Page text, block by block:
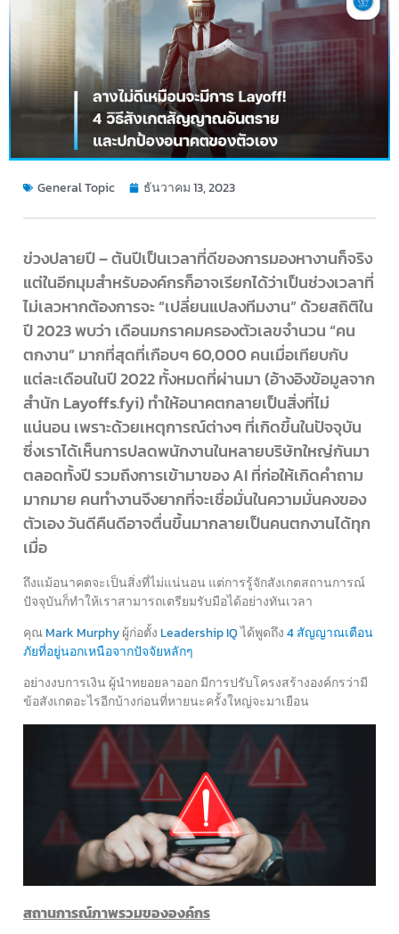
General Topic ธันวาคม 13, 2023
ข่วงปลายปี – ต้นปีเป็นเวลาที่ดีของการมองหางานก็จริง
แต่ในอีกมุมสำหรับองค์กรก็อาจเรียกได้ว่าเป็นช่วงเวลาที่
ไม่เลวหากต้องการจะ “เปลี่ยนแปลงทีมงาน” ด้วยสถิติใน
ปี 2023 พบว่า เดือนมกราคมครองตัวเลขจำนวน “คน
ตกงาน” มากที่สุดที่เกือบๆ 60,000 คนเมื่อเทียบกับ
แต่ละเดือนในปี 2022 ทั้งหมดที่ผ่านมา (อ้างอิงข้อมูลจาก
สำนัก Layoffs.fyi) ทำให้อนาคตกลายเป็นสิ่งที่ไม่
แน่นอน เพราะด้วยเหตุการณ์ต่างๆ ที่เกิดขึ้นในปัจจุบัน
ซึ่งเราได้เห็นการปลดพนักงานในหลายบริษัทใหญ่กันมา
ตลอดทั้งปี รวมถึงการเข้ามาของ AI ที่ก่อให้เกิดคำถาม
มากมาย คนทำงานจึงยากที่จะเชื่อมั่นในความมั่นคงของ
ตัวเอง วันดีคืนดีอาจตื่นขึ้นมากลายเป็นคนตกงานได้ทุก
เมื่อ
ถึงแม้อนาคตจะเป็นสิ่งที่ไม่แน่นอน แต่การรู้จักสังเกตสถานการณ์
ปัจจุบันก็ทำให้เราสามารถเตรียมรับมือได้อย่างทันเวลา
คุณMark Murphyผู้ก่อตั้งLeadership IQได้พูดถึง4 สัญญาณเตือน
ภัยที่อยู่นอกเหนือจากปัจจัยหลักๆ
อย่างงบการเงิน ผู้นำทยอยลาออก มีการปรับโครงสร้างองค์กรว่ามี
ข้อสังเกตอะไรอีกบ้างก่อนที่หายนะครั้งใหญ่จะมาเยือน
สถานการณ์ภาพรวมขององค์กร